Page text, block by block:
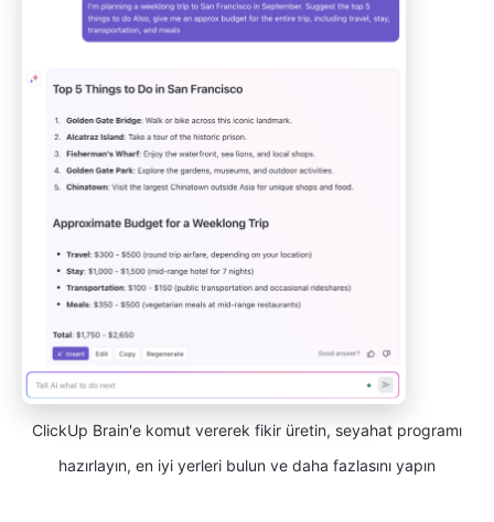
ClickUp Brain'e komut vererek fikir üretin, seyahat programı
hazırlayın, en iyi yerleri bulun ve daha fazlasını yapın